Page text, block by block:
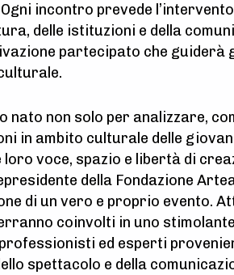
incontro prevede
delle istituzioni e della
partecipato che guiderà
nato non solo per analizzare,
in ambito culturale delle
voce, spazio e libertà di
della Fondazione
di un vero e proprio evento.
coinvolti in uno
ed esperti
spettacolo e della